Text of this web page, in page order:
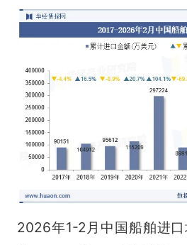
2026年1-2月中国船舶进